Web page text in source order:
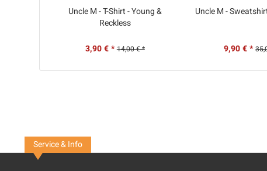
Uncle M - T-Shirt - Young &
Reckless
3,90 € * 14,00 € *
Uncle M -
9,90 € *
Service & Info